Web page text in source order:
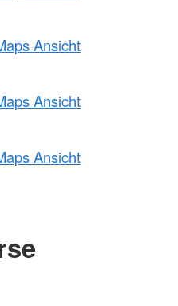
Ansicht
Ansicht
Ansicht